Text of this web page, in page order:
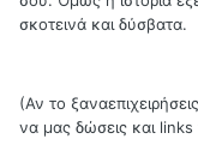
σκοτεινά και δύσβατα.
(Αν το
να μας δώσεις και